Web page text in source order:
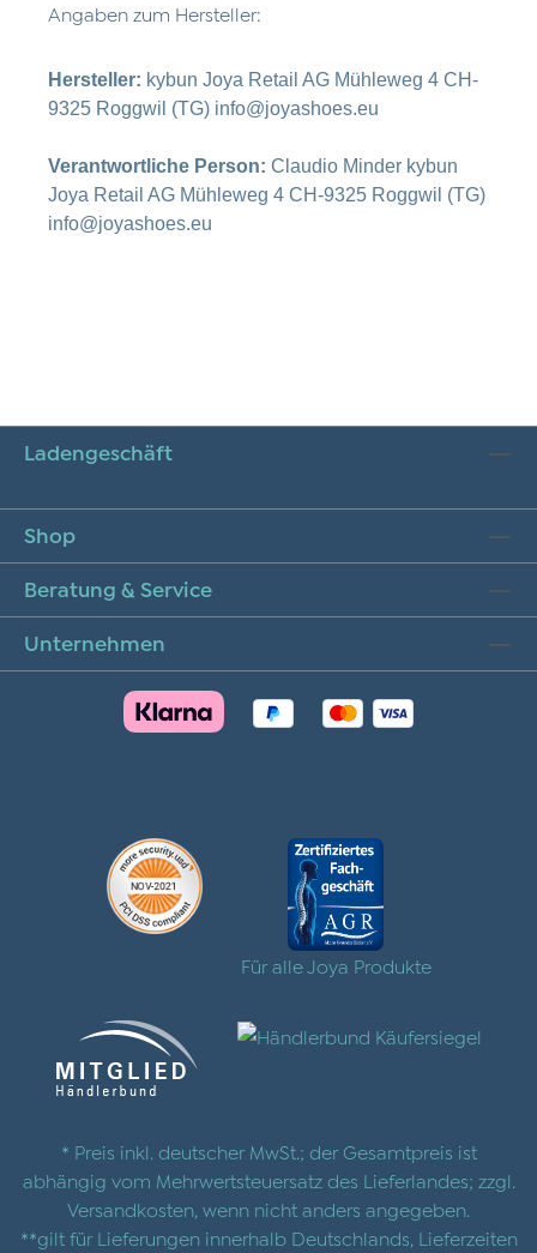
Angaben zum Hersteller:
Hersteller: kybun Joya Retail AG Mühleweg 4 CH-
9325 Roggwil (TG) info@joyashoes.eu
Verantwortliche Person: Claudio Minder kybun
Joya Retail AG Mühleweg 4 CH-9325 Roggwil (TG)
info@joyashoes.eu
Ladengeschäft
Shop
Beratung & Service
Unternehmen
Für alle Joya Produkte
* Preis inkl. deutscher MwSt.; der Gesamtpreis ist
abhängig vom Mehrwertsteuersatz des Lieferlandes; zzgl.
Versandkosten , wenn nicht anders angegeben.
**gilt für Lieferungen innerhalb Deutschlands, Lieferzeiten